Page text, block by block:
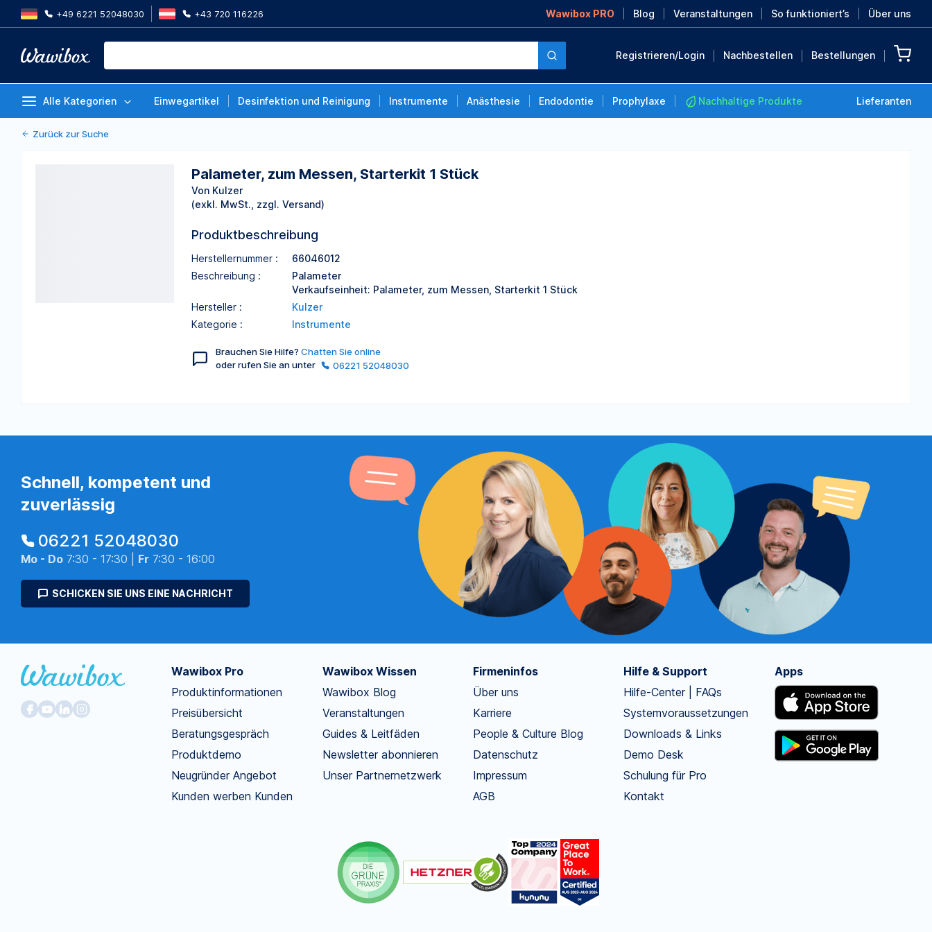
+49 6221 52048030 +43 720 116226 Wawibox PRO Blog Veranstaltungen So funktioniert’s Über uns
Registrieren/Login Nachbestellen Bestellungen
Alle Kategorien Einwegartikel Desinfektion und Reinigung Instrumente Anästhesie Endodontie Prophylaxe Nachhaltige Produkte Lieferanten
Von Kulzer
Zurück zur Suche
Palameter, zum Messen, Starterkit 1 Stück
Von Kulzer
(exkl. MwSt., zzgl. Versand)
Produktbeschreibung
Herstellernummer :
66046012
Beschreibung :
Palameter
Verkaufseinheit: Palameter, zum Messen, Starterkit 1 Stück
Hersteller :
Kulzer
Kategorie :
Instrumente
Brauchen Sie Hilfe? Chatten Sie online
oder rufen Sie an unter
06221 52048030
Schnell, kompetent und
zuverlässig
06221 52048030
Mo - Do 7:30 - 17:30 | Fr 7:30 - 16:00
SCHICKEN SIE UNS EINE NACHRICHT
Wawibox Pro
Produktinformationen
Preisübersicht
Beratungsgespräch
Produktdemo
Neugründer Angebot
Kunden werben Kunden
Wawibox Wissen
Wawibox Blog
Veranstaltungen
Guides & Leitfäden
Newsletter abonnieren
Unser Partnernetzwerk
Firmeninfos
Über uns
Karriere
People & Culture Blog
Datenschutz
Impressum
AGB
Hilfe & Support
Hilfe-Center | FAQs
Systemvoraussetzungen
Downloads & Links
Demo Desk
Schulung für Pro
Kontakt
Apps